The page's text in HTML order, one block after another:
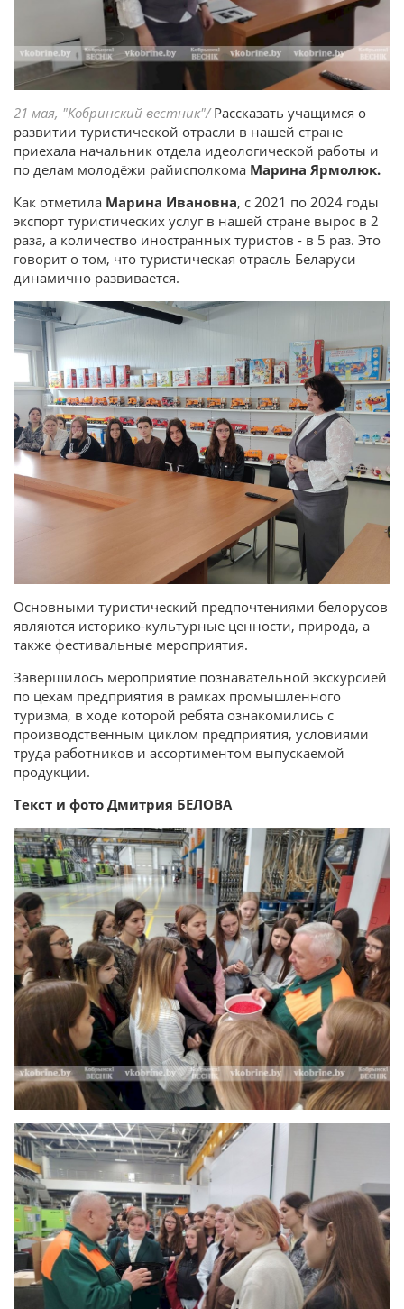
21 мая, "Кобринский вестник"/Рассказать учащимся о
развитии туристической отрасли в нашей стране
приехала начальник отдела идеологической работы и
по делам молодёжи райисполкома Марина Ярмолюк.
Как отметила Марина Ивановна, с 2021 по 2024 годы
экспорт туристических услуг в нашей стране вырос в 2
раза, а количество иностранных туристов - в 5 раз. Это
говорит о том, что туристическая отрасль Беларуси
динамично развивается.
Основными туристический предпочтениями белорусов
являются историко-культурные ценности, природа, а
также фестивальные мероприятия.
Завершилось мероприятие познавательной экскурсией
по цехам предприятия в рамках промышленного
туризма, в ходе которой ребята ознакомились с
производственным циклом предприятия, условиями
труда работников и ассортиментом выпускаемой
продукции.
Текст и фото Дмитрия БЕЛОВА